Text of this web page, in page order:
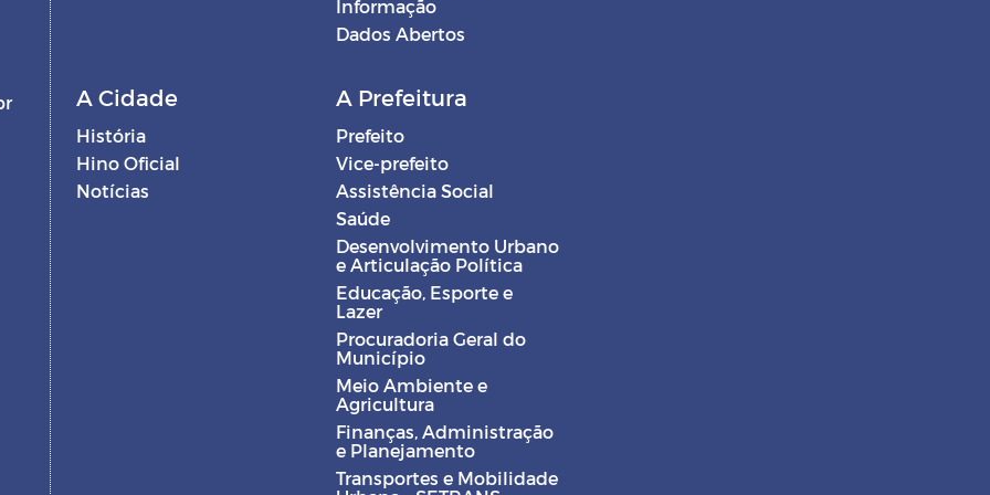
Informação
Dados Abertos
A Cidade
História
Hino Oficial
Notícias
A Prefeitura
Prefeito
Vice-prefeito
Assistência Social
Saúde
Desenvolvimento Urbano
e Articulação Política
Educação, Esporte e
Lazer
Procuradoria Geral do
Município
Meio Ambiente e
Agricultura
Finanças, Administração
e Planejamento
Transportes e Mobilidade